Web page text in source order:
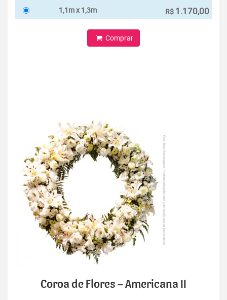
1,1m x 1,3m
R$ 1.170,00
Comprar
Coroa de Flores – Americana II